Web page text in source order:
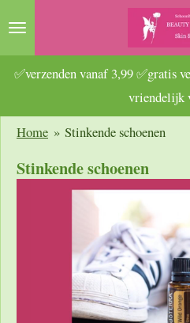
Ga
naar
hoofdinhoud
✅verzenden vanaf 3,99 ✅gratis
vriendelijk
Home » Stinkende schoenen
Stinkende schoenen